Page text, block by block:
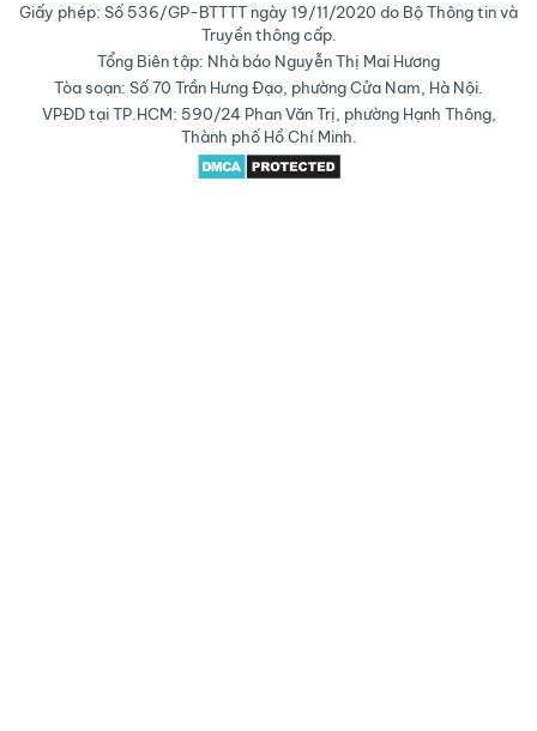
Giấy phép: Số 536/GP-BTTTT ngày 19/11/2020 do Bộ Thông tin và
Truyền thông cấp.
Tổng Biên tập: Nhà báo Nguyễn Thị Mai Hương
Tòa soạn: Số 70 Trần Hưng Đạo, phường Cửa Nam, Hà Nội.
VPĐD tại TP.HCM: 590/24 Phan Văn Trị, phường Hạnh Thông,
Thành phố Hồ Chí Minh.